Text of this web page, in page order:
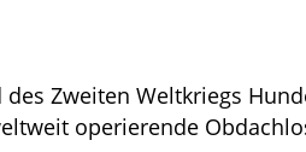
Zweiten Weltkriegs
operierende